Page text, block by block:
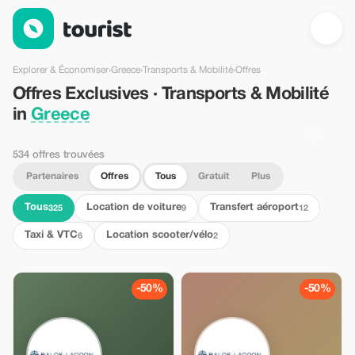
Offres Exclusives · Transports & Mobilité in Greece — Tourist
Explorer & Économiser›Greece›Transports & Mobilité›Offres
Offres Exclusives · Transports & Mobilité
inGreece
534 offres trouvées
Partenaires Offres Tous Gratuit Plus
Tous325 Location de voiture9 Transfert aéroport12
Taxi & VTC6 Location scooter/vélo2
-50% -50%